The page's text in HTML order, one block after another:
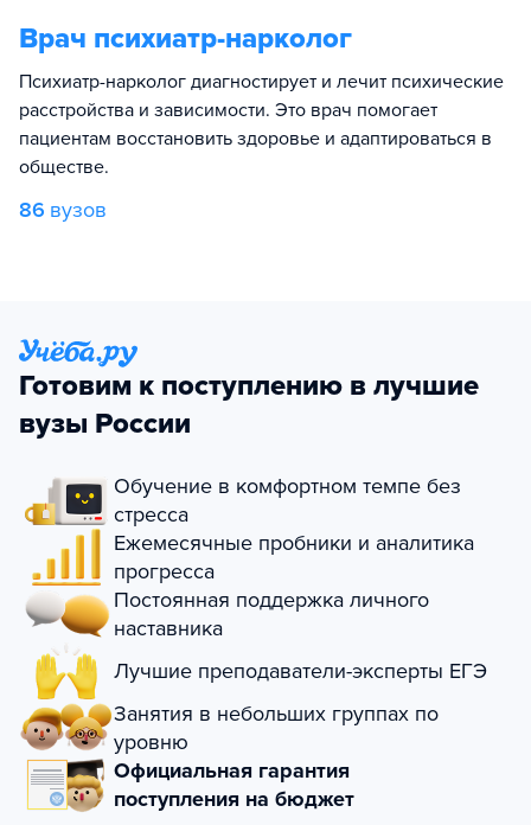
Врач психиатр-нарколог
Психиатр-нарколог диагностирует и лечит психические
расстройства и зависимости. Это врач помогает
пациентам восстановить здоровье и адаптироваться в
обществе.
86 вузов
Готовим к поступлению в лучшие
вузы России
Обучение в комфортном темпе без
стресса
Ежемесячные пробники и аналитика
прогресса
Постоянная поддержка личного
наставника
Лучшие преподаватели-эксперты ЕГЭ
Занятия в небольших группах по
уровню
Официальная гарантия
поступления на бюджет